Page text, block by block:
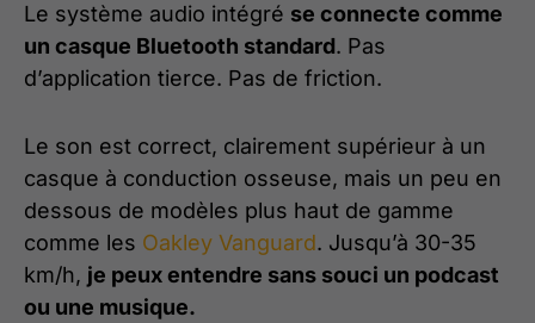
Le système audio intégré se connecte comme
un casque Bluetooth standard. Pas
d’application tierce. Pas de friction.
Le son est correct, clairement supérieur à un
casque à conduction osseuse, mais un peu en
dessous de modèles plus haut de gamme
comme les Oakley Vanguard. Jusqu’à 30-35
km/h, je peux entendre sans souci un podcast
ou une musique.